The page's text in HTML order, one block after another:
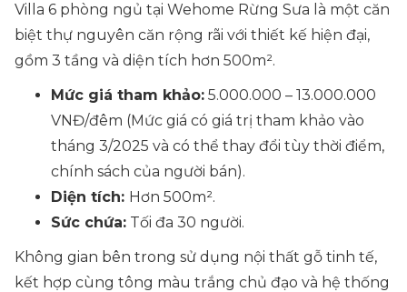
Villa 6 phòng ngủ tại Wehome Rừng Sưa là một căn
biệt thự nguyên căn rộng rãi với thiết kế hiện đại,
gồm 3 tầng và diện tích hơn 500m².
Mức giá tham khảo: 5.000.000 – 13.000.000
VNĐ/đêm (Mức giá có giá trị tham khảo vào
tháng 3/2025 và có thể thay đổi tùy thời điểm,
chính sách của người bán).
Diện tích: Hơn 500m².
Sức chứa: Tối đa 30 người.
Không gian bên trong sử dụng nội thất gỗ tinh tế,
kết hợp cùng tông màu trắng chủ đạo và hệ thống